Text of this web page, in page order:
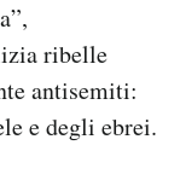
ribelle
antisemiti:
e degli ebrei.